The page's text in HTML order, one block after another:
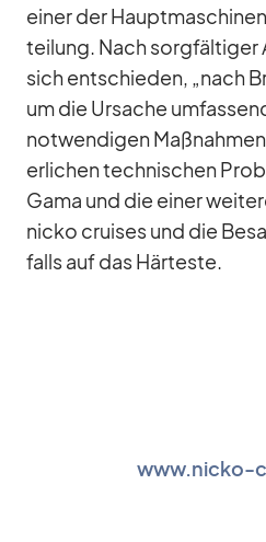
ei­ner der
tei­lung. Nach sorg­fäl­ti­ger
sich ent­schie­den, „nach
um die Ur­sa­che
not­wen­di­gen
er­li­chen tech­ni­schen
Gama und die ei­ner
nicko crui­ses und die
falls auf das Här­teste.
www.nicko-